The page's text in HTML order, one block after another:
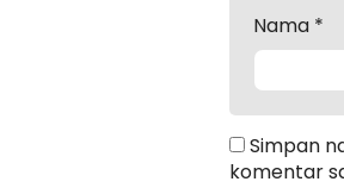
Nama *
Simpan
komentar